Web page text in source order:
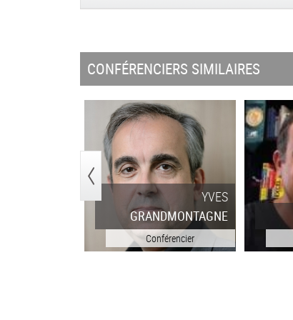
CONFÉRENCIERS SIMILAIRES
YVES
GRANDMONTAGNE
Conférencier